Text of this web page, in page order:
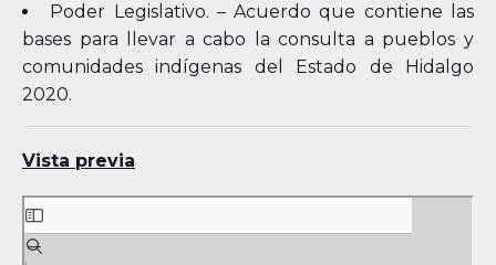
Poder Legislativo. – Acuerdo que contiene las
bases para llevar a cabo la consulta a pueblos y
comunidades indígenas del Estado de Hidalgo
2020.
Vista previa
Skip
to
PDF